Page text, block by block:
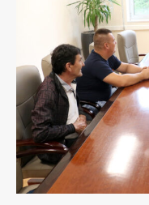
Info
O nama
Kontakt
Impressum